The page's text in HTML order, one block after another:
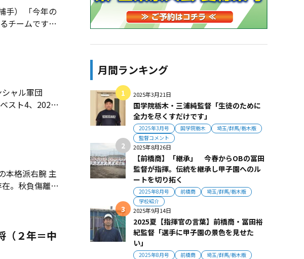
手） 「今年の
チームです。
エース井上
は機動力を
ャル軍団
スト4、2020
チームは
ぎない“土
本格派右腕 主
。秋負傷離脱
ヒットを量
（２年＝中
月間ランキング
2025年3月21日
国学院栃木・三浦純監督「生徒のために
全力を尽くすだけです」
2025年3月号 国学院栃木
埼玉/群馬/栃木版
監督コメント
2025年8月26日
【前橋商】「継承」 今春からOBの冨田
監督が指揮。伝統を継承し甲子園へのル
ートを切り拓く
2025年8月号 前橋商
埼玉/群馬/栃木版
学校紹介
2025年9月14日
2025夏【指揮官の言葉】前橋商・冨田裕
紀監督「選手に甲子園の景色を見せた
い」
2025年8月号 前橋商
埼玉/群馬/栃木版